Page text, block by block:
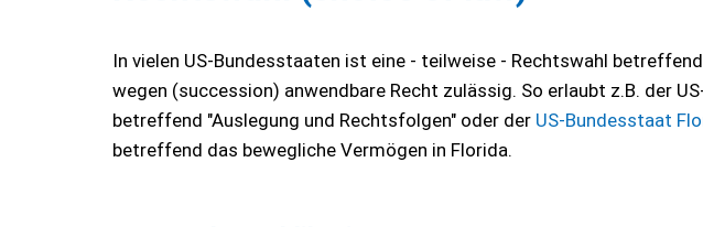
In vielen US-Bundesstaaten ist eine - teilweise - Rechtswahl
wegen (succession) anwendbare Recht zulässig. So erlaubt z.B. der
betreffend "Auslegung und Rechtsfolgen" oder der US-Bundesstaat
betreffend das bewegliche Vermögen in Florida.